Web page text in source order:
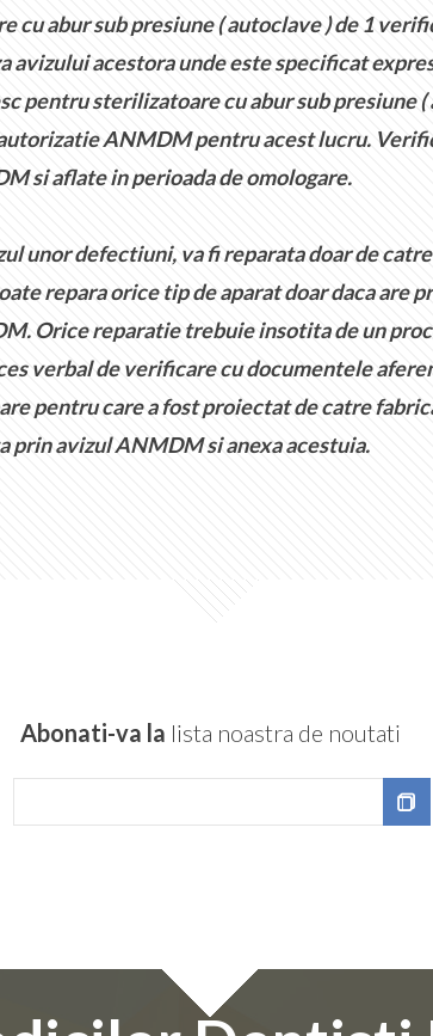
abur sub presiune ( autoclave ) de 1
acestora unde este specificat
pentru sterilizatoare cu abur sub presiune
ANMDM pentru acest lucru.
si aflate in perioada de omologare.
defectiuni, va fi reparata doar de
repara orice tip de aparat doar daca are
Orice reparatie trebuie insotita de un
verbal de verificare cu documentele
pentru care a fost proiectat de catre
avizul ANMDM si anexa acestuia.
Abonati-va la lista noastra de noutati